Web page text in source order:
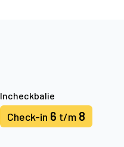
Incheckbalie
Check-in 6 t/m 8